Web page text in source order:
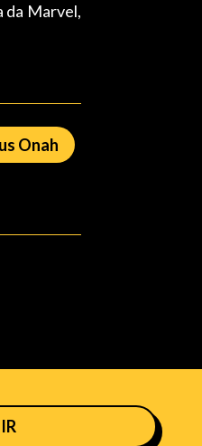
da Marvel,
Onah